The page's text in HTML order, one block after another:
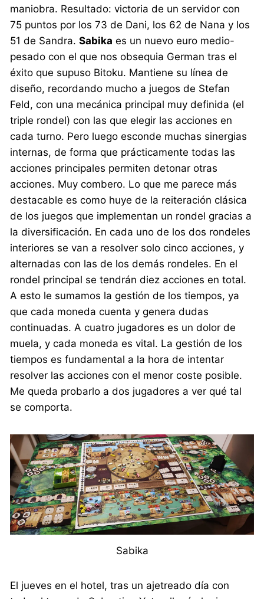
maniobra. Resultado: victoria de un servidor con
75 puntos por los 73 de Dani, los 62 de Nana y los
51 de Sandra.Sabika es un nuevo euro medio-
pesado con el que nos obsequia German tras el
éxito que supuso Bitoku. Mantiene su línea de
diseño, recordando mucho a juegos de Stefan
Feld, con una mecánica principal muy definida (el
triple rondel) con las que elegir las acciones en
cada turno. Pero luego esconde muchas sinergias
internas, de forma que prácticamente todas las
acciones principales permiten detonar otras
acciones. Muy combero. Lo que me parece más
destacable es como huye de la reiteración clásica
de los juegos que implementan un rondel gracias a
la diversificación. En cada uno de los dos rondeles
interiores se van a resolver solo cinco acciones, y
alternadas con las de los demás rondeles. En el
rondel principal se tendrán diez acciones en total.
A esto le sumamos la gestión de los tiempos, ya
que cada moneda cuenta y genera dudas
continuadas. A cuatro jugadores es un dolor de
muela, y cada moneda es vital. La gestión de los
tiempos es fundamental a la hora de intentar
resolver las acciones con el menor coste posible.
Me queda probarlo a dos jugadores a ver qué tal
se comporta.
Sabika
El jueves en el hotel, tras un ajetreado día con